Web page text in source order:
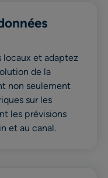
locaux et adaptez
de la
non seulement
sur les
les prévisions
et au canal.